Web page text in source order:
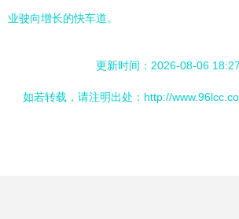
业驶向增长的快车道。
更新时间：2026-08-06
如若转载，请注明出处：http://